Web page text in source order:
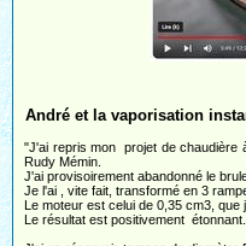
André et la vaporisation
"J'ai repris mon projet de chaudière
Rudy Mémin.
J'ai provisoirement abandonné le
Je l'ai , vite fait, transformé en 3
Le moteur est celui de 0,35 cm3, que
Le résultat est positivement